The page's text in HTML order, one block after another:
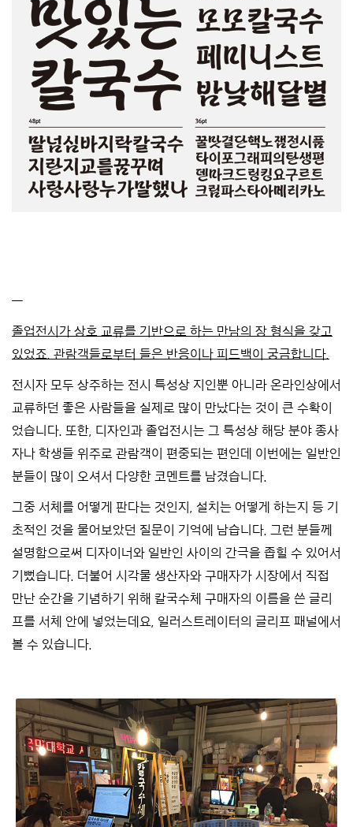
—
졸업전시가 상호 교류를 기반으로 하는 만남의 장 형식을 갖고
있었죠. 관람객들로부터 들은 반응이나 피드백이 궁금합니다.
전시자 모두 상주하는 전시 특성상 지인뿐 아니라 온라인상에서
교류하던 좋은 사람들을 실제로 많이 만났다는 것이 큰 수확이
었습니다. 또한, 디자인과 졸업전시는 그 특성상 해당 분야 종사
자나 학생들 위주로 관람객이 편중되는 편인데 이번에는 일반인
분들이 많이 오셔서 다양한 코멘트를 남겼습니다.
그중 서체를 어떻게 판다는 것인지, 설치는 어떻게 하는지 등 기
초적인 것을 물어보았던 질문이 기억에 남습니다. 그런 분들께
설명함으로써 디자이너와 일반인 사이의 간극을 좁힐 수 있어서
기뻤습니다. 더불어 시각물 생산자와 구매자가 시장에서 직접
만난 순간을 기념하기 위해 칼국수체 구매자의 이름을 쓴 글리
프를 서체 안에 넣었는데요, 일러스트레이터의 글리프 패널에서
볼 수 있습니다.